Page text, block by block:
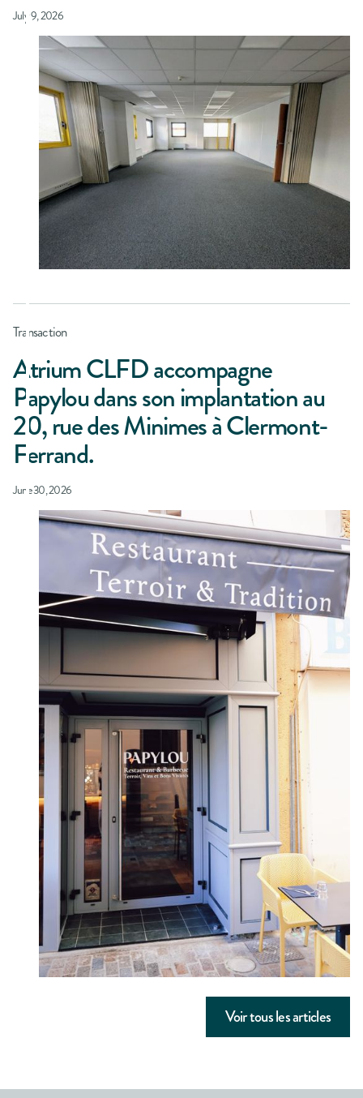
Voir tous les articles
July 9, 2026
Transaction
Atrium CLFD accompagne
Papylou dans son implantation au
20, rue des Minimes à Clermont-
Ferrand.
June 30, 2026